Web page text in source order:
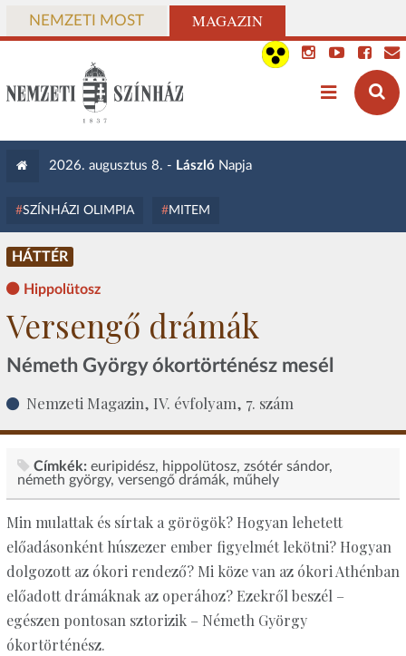
NEMZETI MOST MAGAZIN
2026. augusztus 8. - László Napja
SZÍNHÁZI OLIMPIA MITEM
HÁTTÉR
Hippolütosz
Versengő drámák
Németh György ókortörténész mesél
Nemzeti Magazin, IV. évfolyam, 7. szám
Címkék: euripidész hippolütosz zsótér sándor
németh györgy versengő drámák műhely
Min mulattak és sírtak a görögök? Hogyan lehetett
előadásonként húszezer ember figyelmét lekötni? Hogyan
dolgozott az ókori rendező? Mi köze van az ókori Athénban
előadott drámáknak az operához? Ezekről beszél –
egészen pontosan sztorizik – Németh György
ókortörténész.